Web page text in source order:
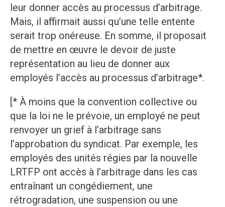
leur donner accès au processus d’arbitrage.
Mais, il affirmait aussi qu’une telle entente
serait trop onéreuse. En somme, il proposait
de mettre en œuvre le devoir de juste
représentation au lieu de donner aux
employés l’accès au processus d’arbitrage*.
[* À moins que la convention collective ou
que la loi ne le prévoie, un employé ne peut
renvoyer un grief à l’arbitrage sans
l’approbation du syndicat. Par exemple, les
employés des unités régies par la nouvelle
LRTFP ont accès à l’arbitrage dans les cas
entraînant un congédiement, une
rétrogradation, une suspension ou une